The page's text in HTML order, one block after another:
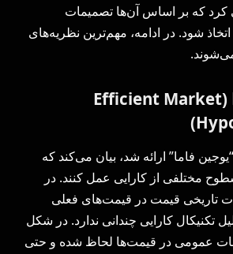
کرد که بر اساس آن‌ها تصمیمات
شود. در ادامه، مهم‌ترین نظریه‌های
فرضیه بازار کارا (Efficient Market
فاما” ارائه شد، بیان می‌کند که
مختلفی از کارایی عمل کنند. در
تاریخی قیمت در قیمت‌های فعلی
تکنیکال کارایی چندانی ندارد. در شکل
عمومی در قیمت‌ها لحاظ شده و حتی